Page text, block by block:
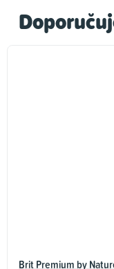
Brit Premium by